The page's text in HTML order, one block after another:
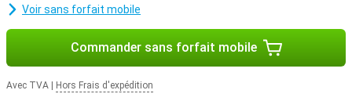
Voir sans forfait mobile
Commander sans forfait mobile
Avec TVA Hors Frais d'expédition